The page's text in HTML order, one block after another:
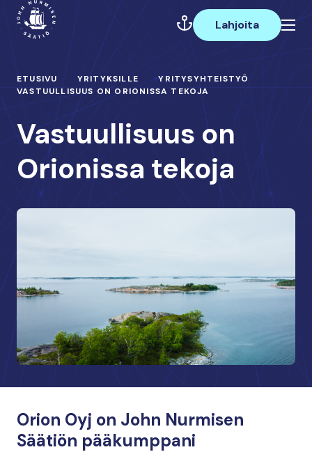
Hyppää
sisältöön
Päävalikko
Lahjoita
ETUSIVU YRITYKSILLE
YRITYSYHTEISTYÖ
VASTUULLISUUS ON ORIONISSA TEKOJA
Vastuullisuus on
Orionissa tekoja
Orion Oyj on John Nurmisen
Säätiön pääkumppani